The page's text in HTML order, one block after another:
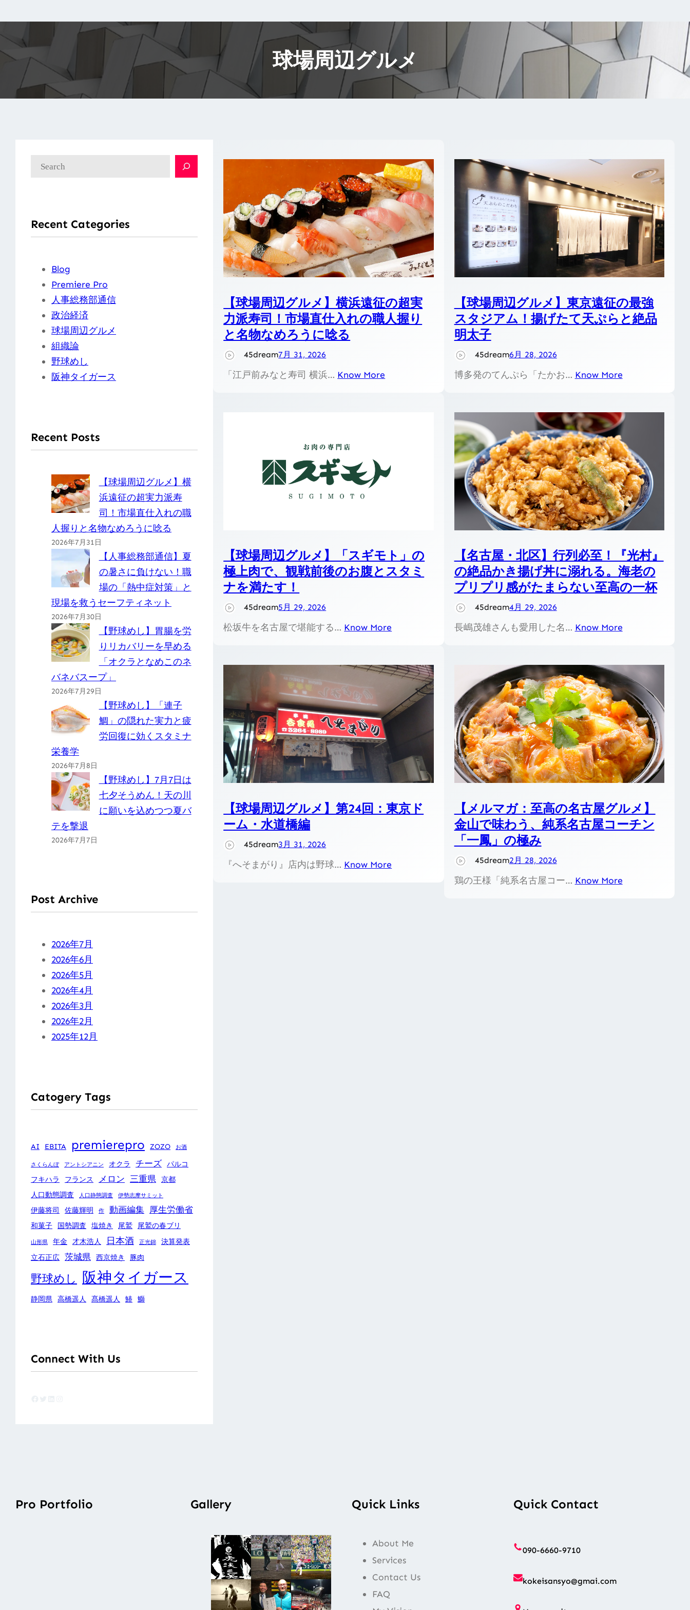
球場周辺グルメ
Recent Categories
Blog
Premiere Pro
人事総務部通信
政治経済
球場周辺グルメ
組織論
野球めし
阪神タイガース
Recent Posts
【球場周辺グルメ】横
浜遠征の超実力派寿
司！市場直仕入れの職
人握りと名物なめろうに唸る
2026年7月31日
【人事総務部通信】夏
の暑さに負けない！職
場の「熱中症対策」と
現場を救うセーフティネット
2026年7月30日
【野球めし】胃腸を労
りリカバリーを早める
「オクラとなめこのネ
バネバスープ」
2026年7月29日
【野球めし】「連子
鯛」の隠れた実力と疲
労回復に効くスタミナ
栄養学
2026年7月8日
【野球めし】7月7日は
七夕そうめん！天の川
に願いを込めつつ夏バ
テを撃退
2026年7月7日
Post Archive
2026年7月
2026年6月
2026年5月
2026年4月
2026年3月
2026年2月
2025年12月
Catogery Tags
AI EBITA premierepro ZOZO お酒
さくらんぼ アントシアニン オクラ チーズ パルコ
フキハラ
フランス メロン 三重県
京都
人口動態調査
人口静態調査 伊勢志摩サミット
伊藤将司 佐藤輝明 作 動画編集 厚生労働省
和菓子 国勢調査 塩焼き 尾鷲 尾鷲の春ブリ
山形県 年金 才木浩人 日本酒 正光錦
決算発表
立石正広 茨城県 西京焼き 豚肉
野球めし 阪神タイガース
静岡県 高橋遥人 髙橋遥人 鰆 鰤
Connect With Us
【球場周辺グルメ】横浜遠征の超実
力派寿司！市場直仕入れの職人握り
と名物なめろうに唸る
45dream7月 31, 2026
「江戸前みなと寿司 横浜… Know More
【球場周辺グルメ】東京遠征の最強
スタジアム！揚げたて天ぷらと絶品
明太子
45dream6月 28, 2026
博多発のてんぷら「たかお… Know More
【球場周辺グルメ】「スギモト」の
極上肉で、観戦前後のお腹とスタミ
ナを満たす！
45dream5月 29, 2026
松坂牛を名古屋で堪能する… Know More
【名古屋・北区】行列必至！『光村』
の絶品かき揚げ丼に溺れる。海老の
プリプリ感がたまらない至高の一杯
45dream4月 29, 2026
長嶋茂雄さんも愛用した名… Know More
【球場周辺グルメ】第24回：東京ド
ーム・水道橋編
45dream3月 31, 2026
『へそまがり』店内は野球… Know More
【メルマガ：至高の名古屋グルメ】
金山で味わう、純系名古屋コーチン
「一鳳」の極み
45dream2月 28, 2026
鶏の王様「純系名古屋コー… Know More
Pro Portfolio Gallery Quick Links
About Me
Services
Contact Us
FAQ
Quick Contact
090-6660-9710
kokeisansyo@gmai.com